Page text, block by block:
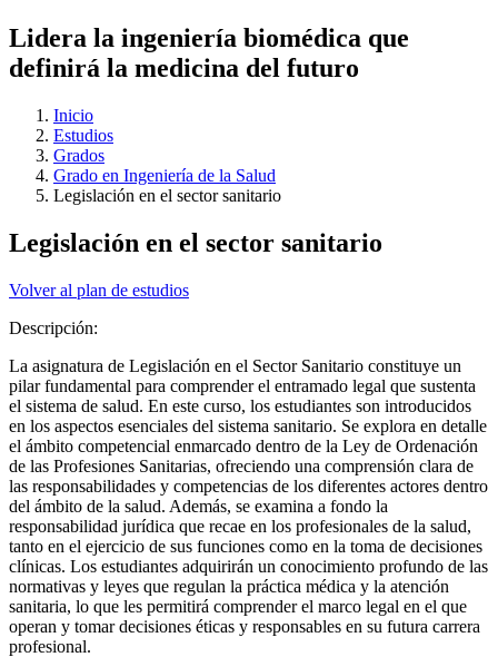
Lidera la ingeniería biomédica que
definirá la medicina del futuro
Inicio
Estudios
Grados
Grado en Ingeniería de la Salud
Legislación en el sector sanitario
Legislación en el sector sanitario
Volver al plan de estudios
Descripción:
La asignatura de Legislación en el Sector Sanitario constituye un
pilar fundamental para comprender el entramado legal que sustenta
el sistema de salud. En este curso, los estudiantes son introducidos
en los aspectos esenciales del sistema sanitario. Se explora en detalle
el ámbito competencial enmarcado dentro de la Ley de Ordenación
de las Profesiones Sanitarias, ofreciendo una comprensión clara de
las responsabilidades y competencias de los diferentes actores dentro
del ámbito de la salud. Además, se examina a fondo la
responsabilidad jurídica que recae en los profesionales de la salud,
tanto en el ejercicio de sus funciones como en la toma de decisiones
clínicas. Los estudiantes adquirirán un conocimiento profundo de las
normativas y leyes que regulan la práctica médica y la atención
sanitaria, lo que les permitirá comprender el marco legal en el que
operan y tomar decisiones éticas y responsables en su futura carrera
profesional.